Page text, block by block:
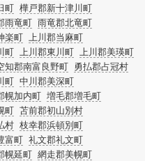
町 樺戸郡新十津川町
雨竜町 雨竜郡北竜町
楽町 上川郡当麻町
町 上川郡東川町 上川郡美瑛町
知郡南富良野町 勇払郡占冠村
町 中川郡美深町
幌加内町 増毛郡増毛町
町 苫前郡初山別村
村 枝幸郡浜頓別町
富町 礼文郡礼文町
幌延町 網走郡美幌町